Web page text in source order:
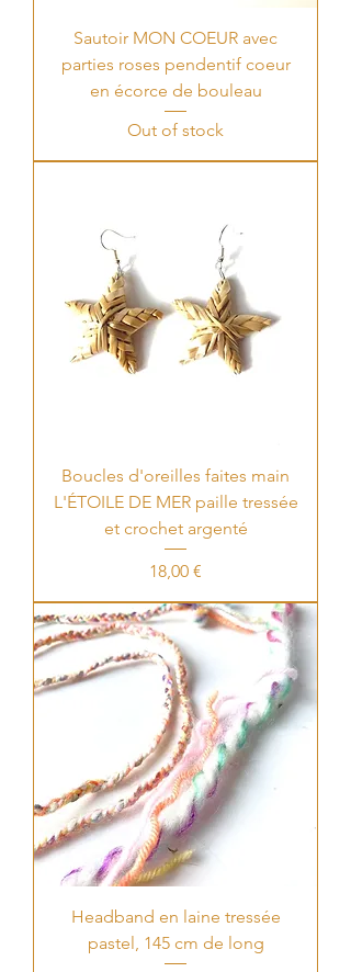
Sautoir MON COEUR avec
parties roses pendentif coeur
en écorce de bouleau
Out of stock
Boucles d'oreilles faites main
L'ÉTOILE DE MER paille tressée
et crochet argenté
Price
18,00 €
Headband en laine tressée
pastel, 145 cm de long